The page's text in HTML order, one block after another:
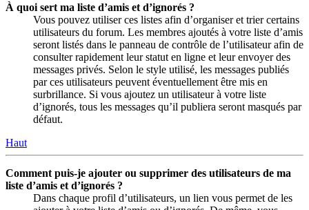
À quoi sert ma liste d’amis et d’ignorés ?
Vous pouvez utiliser ces listes afin d’organiser et trier certains
utilisateurs du forum. Les membres ajoutés à votre liste d’amis
seront listés dans le panneau de contrôle de l’utilisateur afin de
consulter rapidement leur statut en ligne et leur envoyer des
messages privés. Selon le style utilisé, les messages publiés
par ces utilisateurs peuvent éventuellement être mis en
surbrillance. Si vous ajoutez un utilisateur à votre liste
d’ignorés, tous les messages qu’il publiera seront masqués par
défaut.
Haut
Comment puis-je ajouter ou supprimer des utilisateurs de ma
liste d’amis et d’ignorés ?
Dans chaque profil d’utilisateurs, un lien vous permet de les